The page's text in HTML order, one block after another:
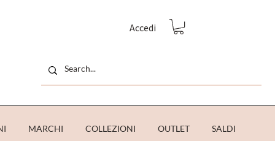
Accedi
MARCHI COLLEZIONI OUTLET SALDI